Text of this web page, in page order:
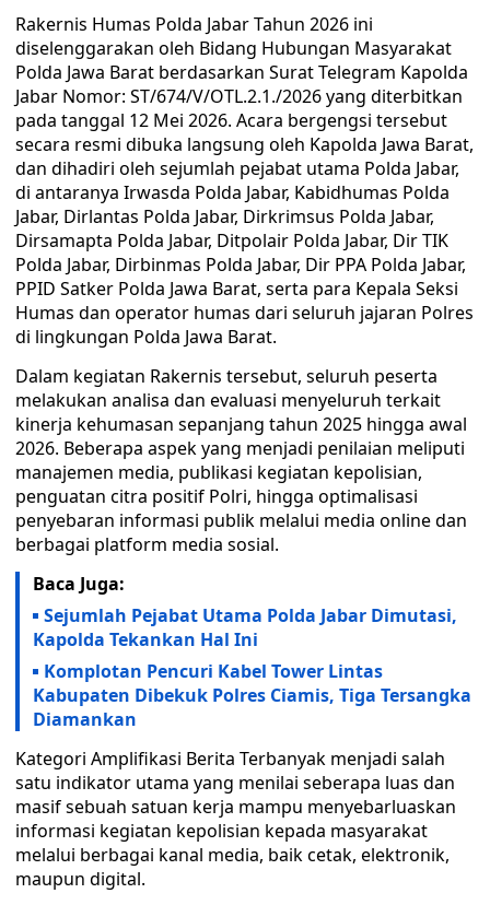
Rakernis Humas Polda Jabar Tahun 2026 ini
diselenggarakan oleh Bidang Hubungan Masyarakat
Polda Jawa Barat berdasarkan Surat Telegram Kapolda
Jabar Nomor: ST/674/V/OTL.2.1./2026 yang diterbitkan
pada tanggal 12 Mei 2026. Acara bergengsi tersebut
secara resmi dibuka langsung oleh Kapolda Jawa Barat,
dan dihadiri oleh sejumlah pejabat utama Polda Jabar,
di antaranya Irwasda Polda Jabar, Kabidhumas Polda
Jabar, Dirlantas Polda Jabar, Dirkrimsus Polda Jabar,
Dirsamapta Polda Jabar, Ditpolair Polda Jabar, Dir TIK
Polda Jabar, Dirbinmas Polda Jabar, Dir PPA Polda Jabar,
PPID Satker Polda Jawa Barat, serta para Kepala Seksi
Humas dan operator humas dari seluruh jajaran Polres
di lingkungan Polda Jawa Barat.
Dalam kegiatan Rakernis tersebut, seluruh peserta
melakukan analisa dan evaluasi menyeluruh terkait
kinerja kehumasan sepanjang tahun 2025 hingga awal
2026. Beberapa aspek yang menjadi penilaian meliputi
manajemen media, publikasi kegiatan kepolisian,
penguatan citra positif Polri, hingga optimalisasi
penyebaran informasi publik melalui media online dan
berbagai platform media sosial.
Baca Juga:
Sejumlah Pejabat Utama Polda Jabar Dimutasi,
Kapolda Tekankan Hal Ini
Komplotan Pencuri Kabel Tower Lintas
Kabupaten Dibekuk Polres Ciamis, Tiga Tersangka
Diamankan
Kategori Amplifikasi Berita Terbanyak menjadi salah
satu indikator utama yang menilai seberapa luas dan
masif sebuah satuan kerja mampu menyebarluaskan
informasi kegiatan kepolisian kepada masyarakat
melalui berbagai kanal media, baik cetak, elektronik,
maupun digital.